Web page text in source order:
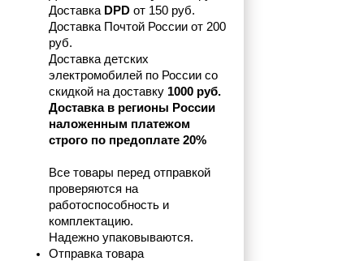
Доставка DPD от 150 руб.
Доставка Почтой России от 200
руб.
Доставка детских
электромобилей по России со
скидкой на доставку 1000 руб.
Доставка в регионы России
наложенным платежом
строго по предоплате 20%
Все товары перед отправкой
проверяются на
работоспособность и
комплектацию.
Надежно упаковываются.
Отправка товара